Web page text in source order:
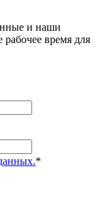
и наши
время для
*